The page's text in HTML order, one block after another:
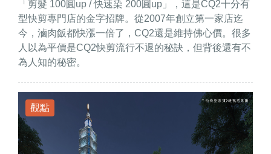
「剪髮 100圓up / 快速染 200圓up」，這是CQ2十分有
型快剪專門店的金字招牌。從2007年創立第一家店迄
今，滷肉飯都快漲一倍了，CQ2還是維持佛心價。很多
人以為平價是CQ2快剪流行不退的秘訣，但背後還有不
為人知的秘密。
觀點